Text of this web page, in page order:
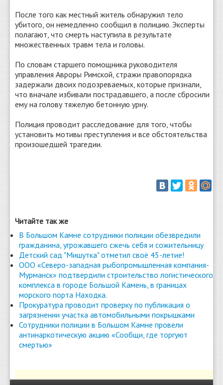
После того как местный житель обнаружил тело
убитого, он немедленно сообщил в полицию. Эксперты
полагают, что смерть наступила в результате
множественных травм тела и головы.
По словам старшего помощника руководителя
управления Авроры Римской, стражи правопорядка
задержали двоих подозреваемых, которые признали,
что вначале избивали пострадавшего, а после сбросили
ему на голову тяжелую бетонную урну.
Полиция проводит расследование для того, чтобы
установить мотивы преступления и все обстоятельства
произошедшей трагедии.
Читайте так же
В Большом Камне сотрудники полиции обезвредили
гражданина, угрожавшего сжечь себя и сожительницу
Детский сад "Мишутка" отметил своё 45-летие!
ООО «Северо-западная рыбопромышленная компания-
Мурманск» подтвердили строительство логистического
комплекса в городе Большой Камень, в границах
морского порта Находка.
Прокуратура проводит проверку по публикация о
загрязнении участка автомобильными покрышками
Сотрудники полиции в Большом Камне провели
антинаркотическую акцию «Сообщи, где торгуют
смертью»